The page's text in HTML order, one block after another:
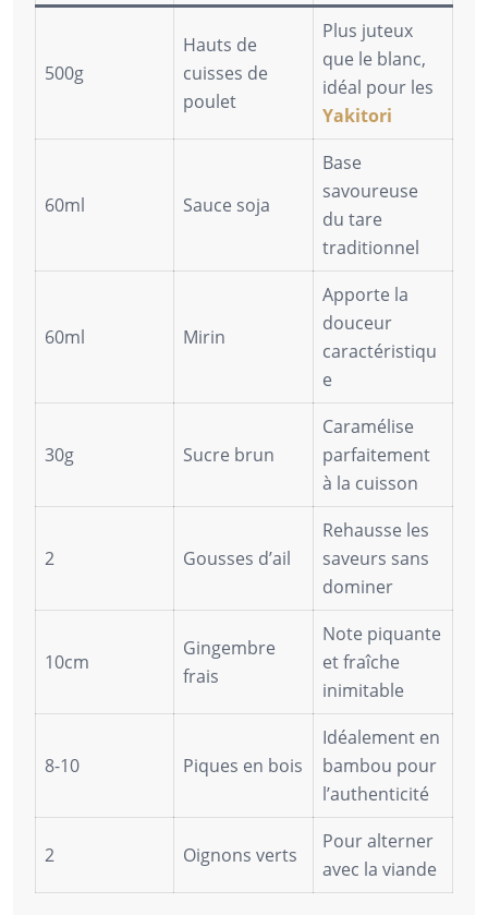
500g
Hauts de
cuisses de
poulet
Plus juteux
que le blanc,
idéal pour les
Yakitori
60ml Sauce soja
Base
savoureuse
du tare
traditionnel
60ml Mirin
Apporte la
douceur
caractéristiqu
e
30g Sucre brun
Caramélise
parfaitement
à la cuisson
2 Gousses d’ail
Rehausse les
saveurs sans
dominer
10cm
Gingembre
frais
Note piquante
et fraîche
inimitable
8-10 Piques en bois
Idéalement en
bambou pour
l’authenticité
2 Oignons verts
Pour alterner
avec la viande